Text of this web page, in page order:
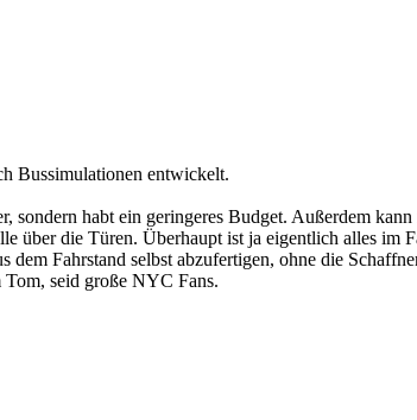
Bussimulationen entwickelt.
habt ein geringeres Budget. Außerdem
über die Türen. Überhaupt ist ja eigentlich alles im
Fahrstand selbst abzufertigen, ohne die
seid große NYC Fans.